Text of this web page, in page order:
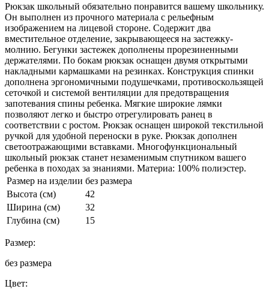
Рюкзак школьный обязательно понравится вашему школьнику.
Он выполнен из прочного материала с рельефным
изображением на лицевой стороне. Содержит два
вместительное отделение, закрывающееся на застежку-
молнию. Бегунки застежек дополнены прорезиненными
держателями. По бокам рюкзак оснащен двумя открытыми
накладными кармашками на резинках. Конструкция спинки
дополнена эргономичными подушечками, противоскользящей
сеточкой и системой вентиляции для предотвращения
запотевания спины ребенка. Мягкие широкие лямки
позволяют легко и быстро отрегулировать ранец в
соответствии с ростом. Рюкзак оснащен широкой текстильной
ручкой для удобной переноски в руке. Рюкзак дополнен
светоотражающими вставками. Многофункциональный
школьный рюкзак станет незаменимым спутником вашего
ребенка в походах за знаниями. Материа: 100% полиэстер.
Размер на изделии без размера
Высота (см)
42
Ширина (см)
32
Глубина (см)
15
Размер:
без размера
Цвет: